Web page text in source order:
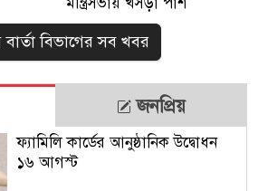
বার্তা বিভাগের সব খবর
জনপ্রিয়
ফ্যামিলি কার্ডের আনুষ্ঠানিক উদ্বোধন
১৬ আগস্ট